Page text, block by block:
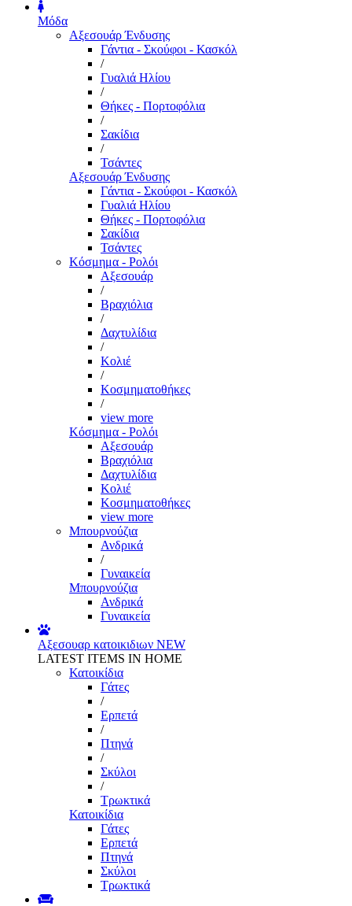
Μόδα
Αξεσουάρ Ένδυσης
Γάντια - Σκούφοι - Κασκόλ
/
Γυαλιά Ηλίου
/
Θήκες - Πορτοφόλια
/
Σακίδια
/
Τσάντες
Αξεσουάρ Ένδυσης
Γάντια - Σκούφοι - Κασκόλ
Γυαλιά Ηλίου
Θήκες - Πορτοφόλια
Σακίδια
Τσάντες
Κόσμημα - Ρολόι
Αξεσουάρ
/
Βραχιόλια
/
Δαχτυλίδια
/
Κολιέ
/
Κοσμηματοθήκες
/
view more
Κόσμημα - Ρολόι
Αξεσουάρ
Βραχιόλια
Δαχτυλίδια
Κολιέ
Κοσμηματοθήκες
view more
Μπουρνούζια
Ανδρικά
/
Γυναικεία
Μπουρνούζια
Ανδρικά
Γυναικεία
Αξεσουαρ κατοικιδιων NEW
LATEST ITEMS IN HOME
Κατοικίδια
Γάτες
/
Ερπετά
/
Πτηνά
/
Σκύλοι
/
Τρωκτικά
Κατοικίδια
Γάτες
Ερπετά
Πτηνά
Σκύλοι
Τρωκτικά